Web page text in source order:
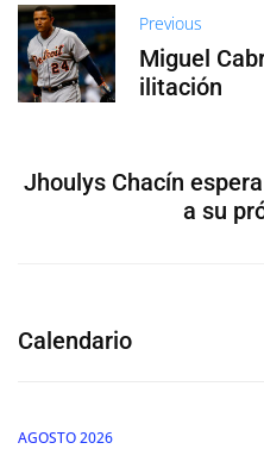
Previous
Miguel
ilitación
Jhoulys Chacín
a su
Calendario
AGOSTO 2026